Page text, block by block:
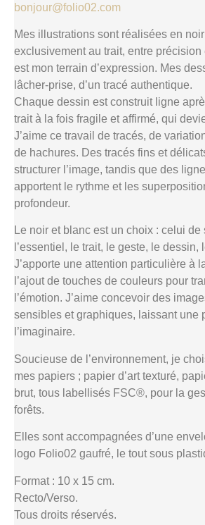
bonjour@folio02.com
Mes illustrations sont réalisées en
exclusivement au trait, entre précision
est mon terrain d’expression. Mes
lâcher-prise, d’un tracé authentique.
Chaque dessin est construit ligne
trait à la fois fragile et affirmé, qui
J’aime ce travail de tracés, de
de hachures. Des tracés fins et
structurer l’image, tandis que des
apportent le rythme et les
profondeur.
Le noir et blanc est un choix : celui de
l’essentiel, le trait, le geste, le dessin,
J’apporte une attention particulière à
l’ajout de touches de couleurs pour
l’émotion. J’aime concevoir des
sensibles et graphiques, laissant une
l’imaginaire.
Soucieuse de l’environnement, je
mes papiers ; papier d’art texturé,
brut, tous labellisés FSC®, pour la
forêts.
Elles sont accompagnées d’une
logo Folio02 gaufré, le tout sous
Format : 10 x 15 cm.
Recto/Verso.
Tous droits réservés.